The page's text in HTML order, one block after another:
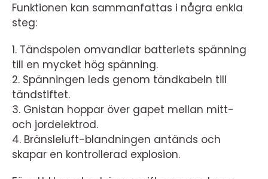
Funktionen kan sammanfattas i några enkla
steg:
1. Tändspolen omvandlar batteriets spänning
till en mycket hög spänning.
2. Spänningen leds genom tändkabeln till
tändstiftet.
3. Gnistan hoppar över gapet mellan mitt-
och jordelektrod.
4. Bränsleluft-blandningen antänds och
skapar en kontrollerad explosion.